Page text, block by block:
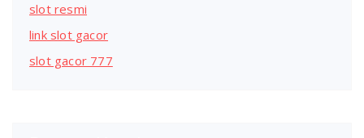
slot resmi
link slot gacor
slot gacor 777